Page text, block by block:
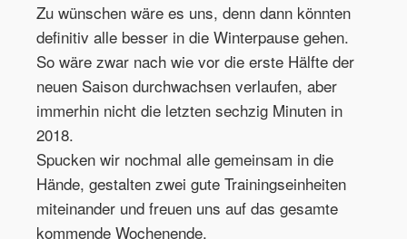
Zu wünschen wäre es uns, denn dann könnten
definitiv alle besser in die Winterpause gehen.
So wäre zwar nach wie vor die erste Hälfte der
neuen Saison durchwachsen verlaufen, aber
immerhin nicht die letzten sechzig Minuten in
2018.
Spucken wir nochmal alle gemeinsam in die
Hände, gestalten zwei gute Trainingseinheiten
miteinander und freuen uns auf das gesamte
kommende Wochenende.